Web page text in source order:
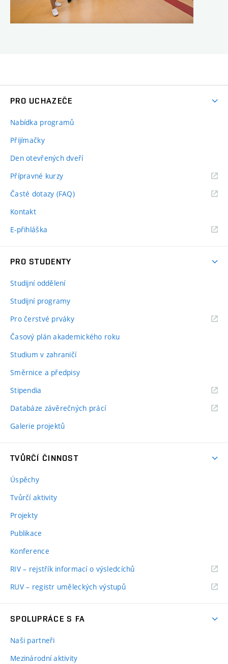
PRO UCHAZEČE
Nabídka programů
Přijímačky
Den otevřených dveří
Přípravné kurzy
Časté dotazy (FAQ)
Kontakt
E-přihláška
PRO STUDENTY
Studijní oddělení
Studijní programy
Pro čerstvé prváky
Časový plán akademického roku
Studium v zahraničí
Směrnice a předpisy
Stipendia
Databáze závěrečných prácí
Galerie projektů
TVŮRČÍ ČINNOST
Úspěchy
Tvůrčí aktivity
Projekty
Publikace
Konference
RIV – rejstřík informací o výsledcíchů
RUV – registr uměleckých výstupů
SPOLUPRÁCE S FA
Naši partneři
Mezinárodní aktivity